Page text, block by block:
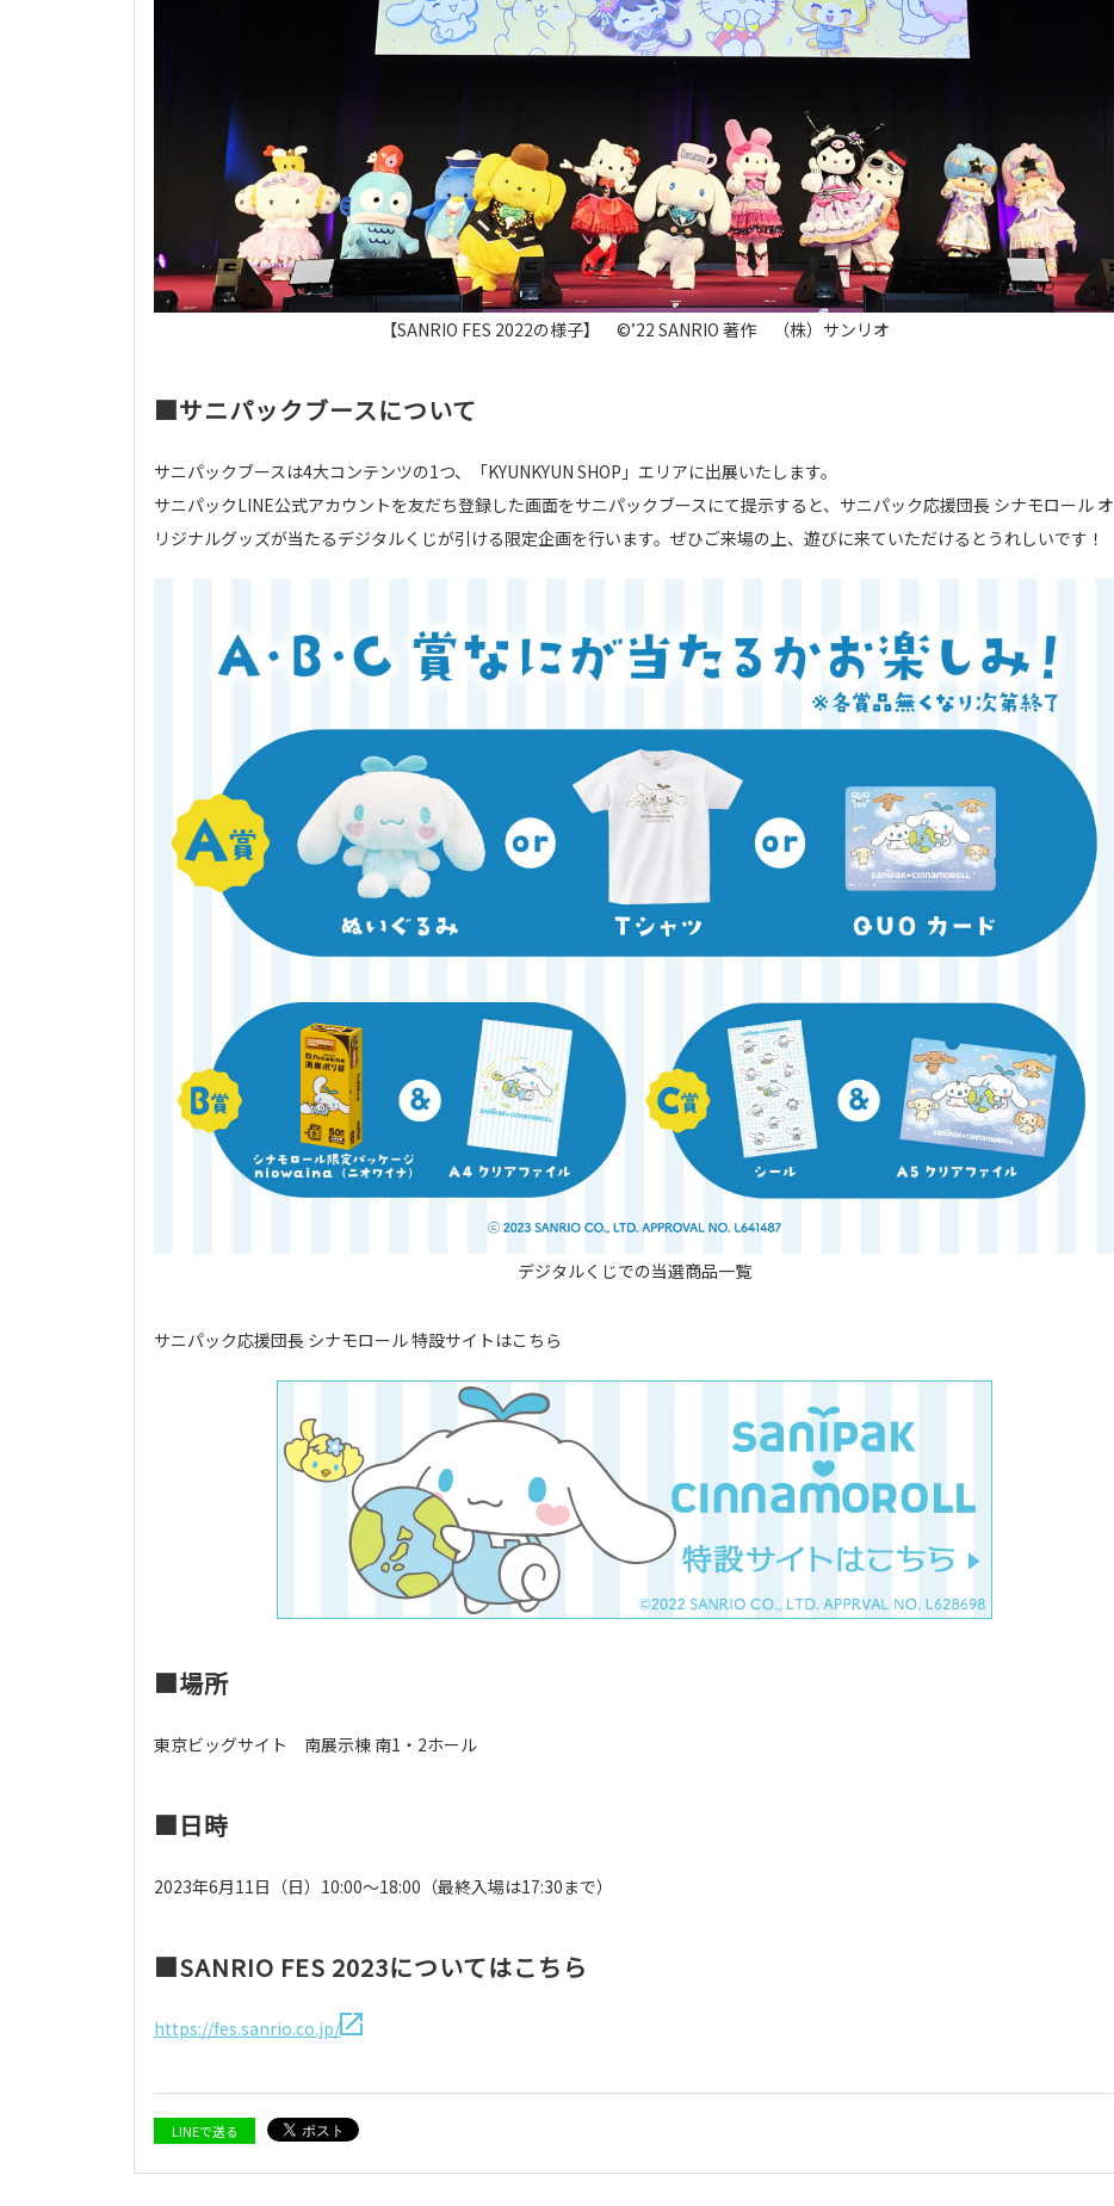
【SANRIO FES 2022の様子】 ©️’22 SANRIO 著作 （株）サンリオ
■サニパックブースについて
サニパックブースは4大コンテンツの1つ、「KYUNKYUN SHOP」エリアに出展いたします。
サニパックLINE公式アカウントを友だち登録した画面をサニパックブースにて提示すると、サニパック応援団長 シナモロール オ
リジナルグッズが当たるデジタルくじが引ける限定企画を行います。ぜひご来場の上、遊びに来ていただけるとうれしいです！
デジタルくじでの当選商品一覧
サニパック応援団長 シナモロール 特設サイトはこちら
■場所
東京ビッグサイト 南展示棟 南1・2ホール
■日時
2023年6月11日（日）10:00～18:00（最終入場は17:30まで）
■SANRIO FES 2023についてはこちら
https://fes.sanrio.co.jp/
LINEで送る